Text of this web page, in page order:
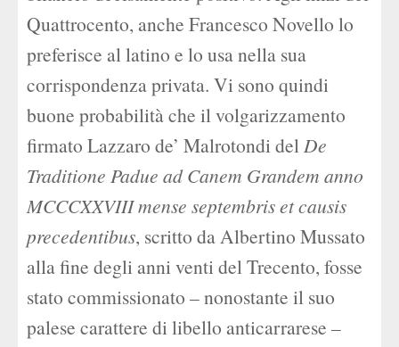
Quattrocento, anche Francesco Novello lo
preferisce al latino e lo usa nella sua
corrispondenza privata. Vi sono quindi
buone probabilità che il volgarizzamento
firmato Lazzaro de’ Malrotondi delDe
Traditione Padue ad Canem Grandem anno
MCCCXXVIII mense septembris et causis
precedentibus, scritto da Albertino Mussato
alla fine degli anni venti del Trecento, fosse
stato commissionato – nonostante il suo
palese carattere di libello anticarrarese –